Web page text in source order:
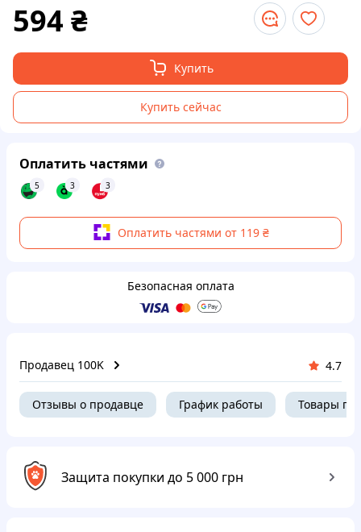
594 ₴
Купить
Купить сейчас
Оплатить частями
5 3 3
Оплатить частями от 119 ₴
Безопасная оплата
Продавец 100K 4.7
Отзывы о продавце График работы Товары
Защита покупки до 5 000 грн